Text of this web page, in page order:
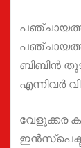
പഞ്ചായത്ത്
ബിബിന്‍
എന്നിവര്‍
വേളൂക്കര